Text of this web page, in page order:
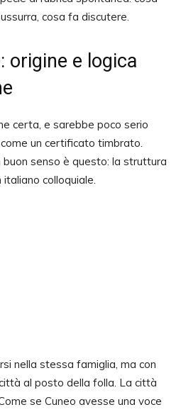
cosa fa discutere.
origine e logica
certa, e sarebbe poco serio
un certificato timbrato.
buon senso è questo: la struttura
italiano colloquiale.
nella stessa famiglia, ma con
al posto della folla. La città
se Cuneo avesse una voce